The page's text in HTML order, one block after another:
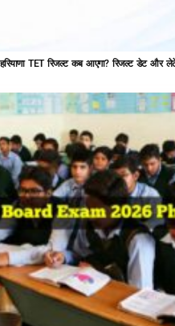
TET रिजल्ट कब आएगा? रिजल्ट डेट और